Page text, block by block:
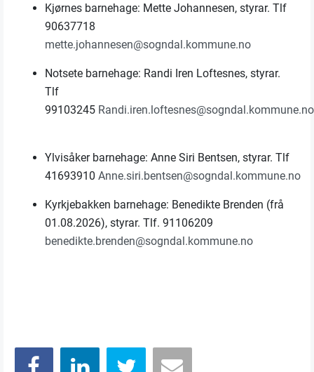
Kjørnes barnehage: Mette Johannesen,styrar.Tlf
90637718
mette.johannesen@sogndal.kommune.no
Notsete barnehage: Randi Iren Loftesnes,styrar.
Tlf
99103245 Randi.iren.loftesnes@sogndal.kommune.no
Ylvisåkerbarnehage: Anne Siri Bentsen,styrar.Tlf
41693910 Anne.siri.bentsen@sogndal.kommune.no
Kyrkjebakken barnehage: Benedikte Brenden (frå
01.08.2026), styrar. Tlf. 91106209
benedikte.brenden@sogndal.kommune.no